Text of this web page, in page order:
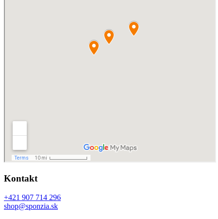
Kontakt
+421 907 714 296
shop@sponzia.sk